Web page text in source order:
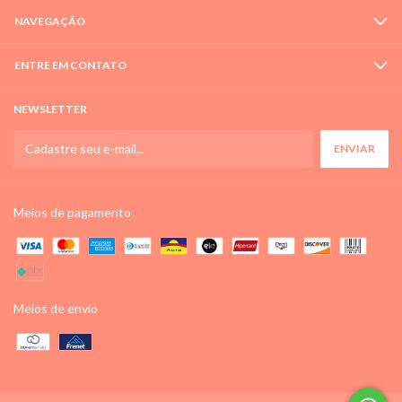
NAVEGAÇÃO
ENTRE EM CONTATO
NEWSLETTER
Meios de pagamento
Meios de envio